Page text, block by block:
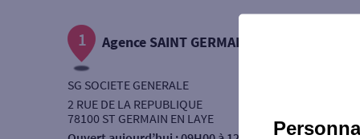
Autour de moi
1 Agence SAINT GERMAIN EN LAYE
SG SOCIETE GENERALE
2 RUE DE LA REPUBLIQUE
78100 ST GERMAIN EN LAYE